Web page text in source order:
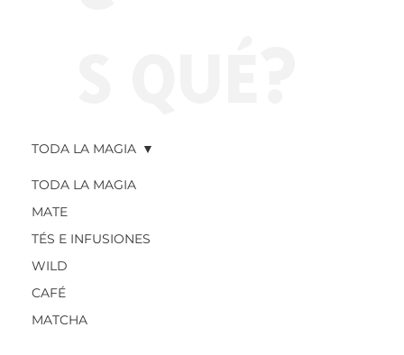
TODA LA MAGIA
MATE
TÉS E INFUSIONES
WILD
CAFÉ
MATCHA
TODA LA MAGIA